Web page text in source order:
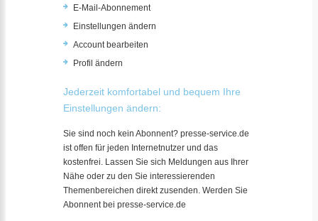
E-Mail-Abonnement
Einstellungen ändern
Account bearbeiten
Profil ändern
Jederzeit komfortabel und bequem Ihre
Einstellungen ändern:
Sie sind noch kein Abonnent? presse-service.de
ist offen für jeden Internetnutzer und das
kostenfrei. Lassen Sie sich Meldungen aus Ihrer
Nähe oder zu den Sie interessierenden
Themenbereichen direkt zusenden. Werden Sie
Abonnent bei presse-service.de